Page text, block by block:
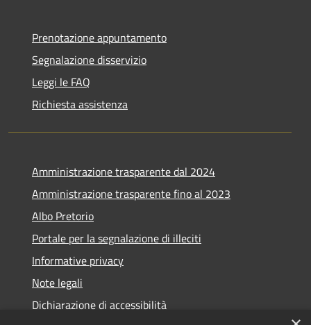
Prenotazione appuntamento
Segnalazione disservizio
Leggi le FAQ
Richiesta assistenza
Amministrazione trasparente dal 2024
Amministrazione trasparente fino al 2023
Albo Pretorio
Portale per la segnalazione di illeciti
Informative privacy
Note legali
Dichiarazione di accessibilità